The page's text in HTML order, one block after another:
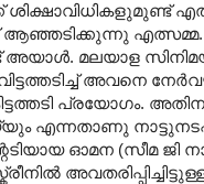
ആഞ്ഞടിക്കുന്നു
മലയാള
അവനെ
പ്രയോഗം.
എന്നതാണു
ഓമന (സീമ